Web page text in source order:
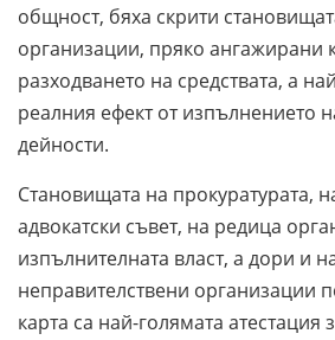
общност, бяха скрити
организации, пряко ангажирани
разходването на средствата, а
реалния ефект от изпълнението
дейности.
Становищата на прокуратурата,
адвокатски съвет, на редица
изпълнителната власт, а дори и
неправителствени организации
карта са най-голямата атестация